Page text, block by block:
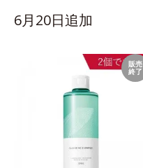
6月20日追加
販売
終了